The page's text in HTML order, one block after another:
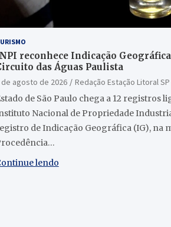
reconhece Indicação Geográfica
das Águas Paulista
agosto de 2026
Redação Estação Litoral SP
de São Paulo chega a 12 registros
Nacional de Propriedade
de Indicação Geográfica (IG), na
lendo